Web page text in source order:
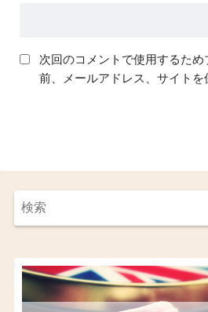
次回のコメントで使用するた
前、メールアドレス、サイトを